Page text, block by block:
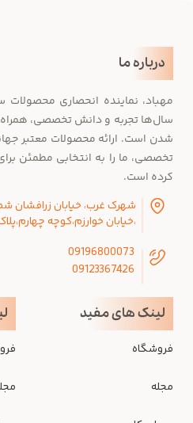
درباره ما
مهباد، نماینده انحصاری محصولات
سال‌ها تجربه و دانش تخصصی،
شدن است. ارائه محصولات معتبر
تخصصی، ما را به انتخابی مطمئن
کرده است.
شهرک غرب، خیابان زرافشان
،خیابان خوارزم،کوچه چهارم،پلاک
09196800073
09123367426
لینک های مفید
فروشگاه
مجله